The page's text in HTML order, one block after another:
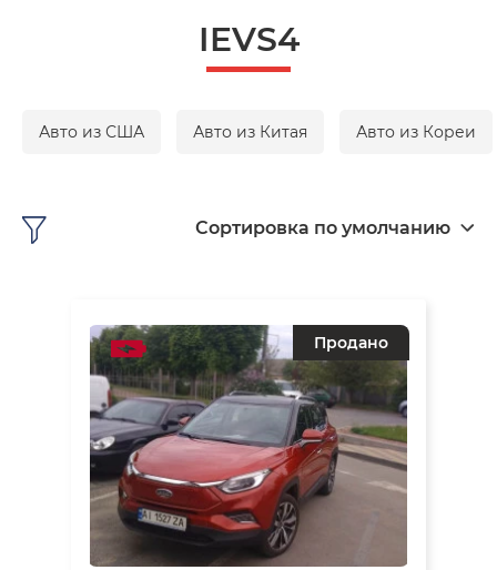
IEVS4
Авто из США Авто из Китая Авто из Кореи
Сортировка по умолчанию
Продано